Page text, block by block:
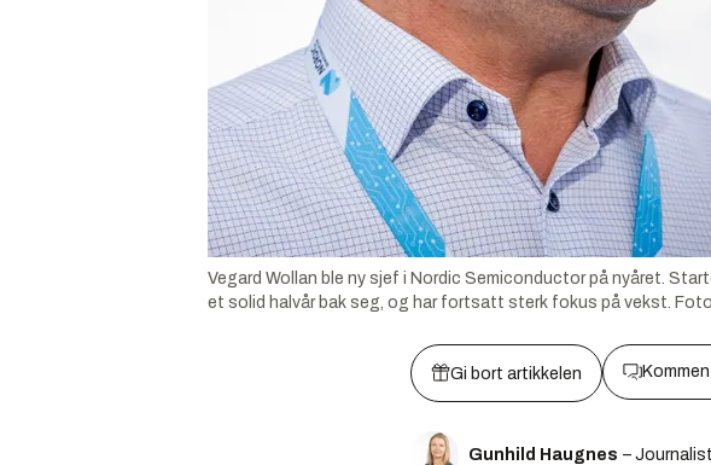
Vegard Wollan ble ny sjef i Nordic Semiconductor på nyåret.
et solid halvår bak seg, og har fortsatt sterk fokus på vekst.
Gi bort artikkelen
Gunhild Haugnes – Journalist